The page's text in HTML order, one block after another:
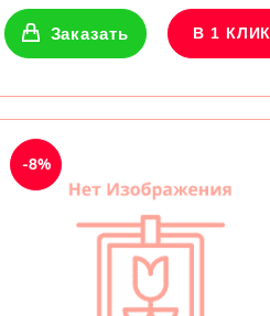
Заказать В 1 КЛИК
-8%